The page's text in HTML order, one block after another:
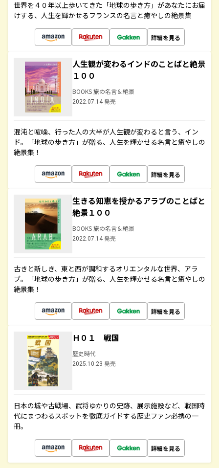
世界を４０年以上歩いてきた「地球の歩き方」があなたにお届
けする、人生を輝かせるフランスの名言と癒やしの絶景集
詳細を見る
人生観が変わるインドのことばと絶景
１００
BOOKS 旅の名言＆絶景
2022.07.14 発売
混沌と喧噪、行った人の大半が人生観が変わると言う、イン
ド。「地球の歩き方」が贈る、人生を輝かせる名言と癒やしの
絶景集！
詳細を見る
生きる知恵を授かるアラブのことばと
絶景１００
BOOKS 旅の名言＆絶景
2022.07.14 発売
古きと新しき、東と西が調和するオリエンタルな世界、アラ
ブ。「地球の歩き方」が贈る、人生を輝かせる名言と癒やしの
絶景集！
詳細を見る
Ｈ０１ 戦国
歴史時代
2025.10.23 発売
日本の城や古戦場、武将ゆかりの史跡、展示施設など、戦国時
代にまつわるスポットを徹底ガイドする歴史ファン必携の一
冊。
詳細を見る